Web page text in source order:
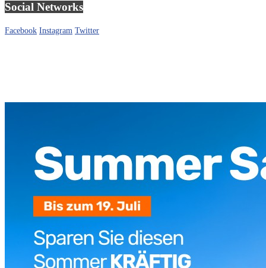
Social Networks
Facebook Instagram Twitter